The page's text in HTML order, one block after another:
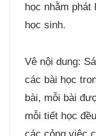
học nhằm
học sinh.
Vê nội dung:
các bài học
bài, mỗi bài
mỗi tiết học